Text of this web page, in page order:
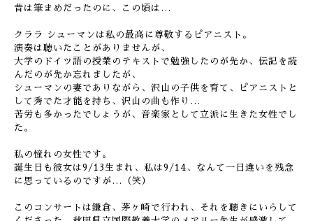
昔は筆まめだったのに、この頃は…
クララ シューマンは私の最高に尊敬するピアニスト。
演奏は聴いたことがありませんが、
大学のドイツ語の授業のテキストで勉強したのが先か、伝記を読
んだのが先か忘れましたが、
シューマンの妻でありながら、沢山の子供を育て、ピアニストと
して秀でた才能を持ち、沢山の曲も作り…
苦労も多かったでしょうが、音楽家として立派に生きた女性でし
た。
私の憧れの女性です。
誕生日も彼女は9/13生まれ、私は9/14、なんて一日違いを残念
に思っているのですが…（笑）
このコンサートは鎌倉、茅ヶ崎で行われ、それを聴きにいらして